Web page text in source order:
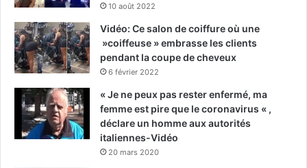
10 août 2022
Vidéo: Ce salon de coiffure où une
»coiffeuse » embrasse les clients
pendant la coupe de cheveux
6 février 2022
« Je ne peux pas rester enfermé, ma
femme est pire que le coronavirus « ,
déclare un homme aux autorités
italiennes-Vidéo
20 mars 2020